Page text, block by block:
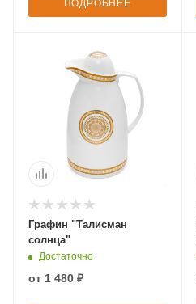
ПОДРОБНЕЕ
Графин "Талисман
солнца"
Достаточно
от 1 480 ₽